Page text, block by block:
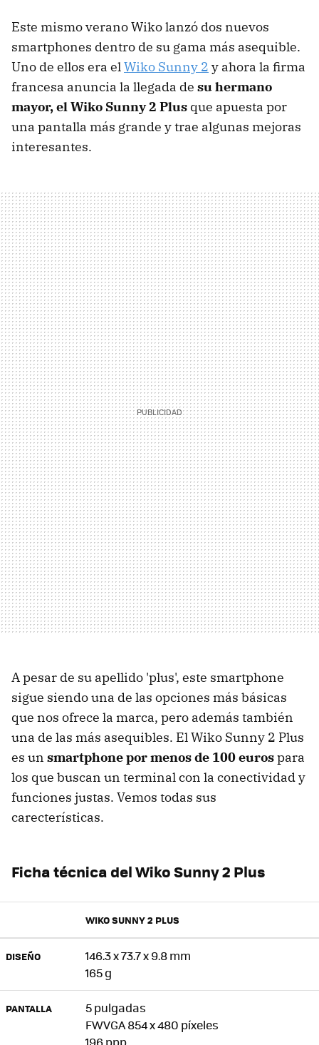
Este mismo verano Wiko lanzó dos nuevos
smartphones dentro de su gama más asequible.
Uno de ellos era elWiko Sunny 2 y ahora la firma
francesa anuncia la llegada de su hermano
mayor, el Wiko Sunny 2 Plus que apuesta por
una pantalla más grande y trae algunas mejoras
interesantes.
A pesar de su apellido 'plus', este smartphone
sigue siendo una de las opciones más básicas
que nos ofrece la marca, pero además también
una de las más asequibles. El Wiko Sunny 2 Plus
es un smartphone por menos de 100 eurospara
los que buscan un terminal con la conectividad y
funciones justas. Vemos todas sus
carecterísticas.
Ficha técnica del Wiko Sunny 2 Plus
WIKO SUNNY 2 PLUS
DISEÑO
146.3 x 73.7 x 9.8 mm
165 g
PANTALLA
5 pulgadas
FWVGA 854 x 480 píxeles
196 ppp